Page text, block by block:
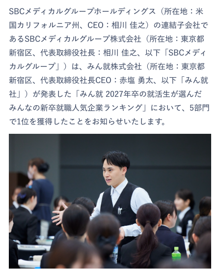
SBCメディカルグループホールディングス（所在地：米
国カリフォルニア州、CEO：相川 佳之）の連結子会社で
あるSBCメディカルグループ株式会社（所在地：東京都
新宿区、代表取締役社長：相川 佳之、以下「SBCメディ
カルグループ」）は、みん就株式会社（所在地：東京都
新宿区、代表取締役社長CEO：赤塩 勇太、以下「みん就
社」）が発表した「みん就 2027年卒の就活生が選んだ
みんなの新卒就職人気企業ランキング」において、5部門
で1位を獲得したことをお知らせいたします。